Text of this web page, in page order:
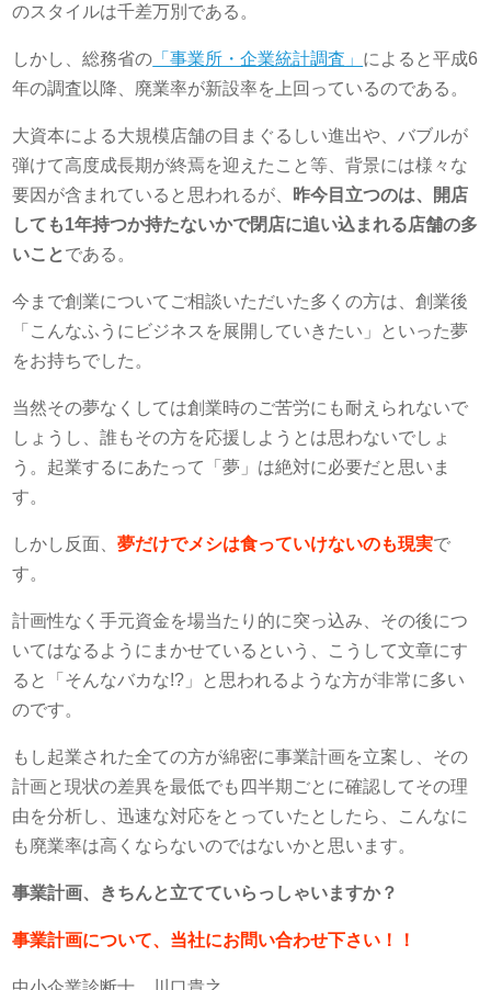
のスタイルは千差万別である。
しかし、総務省の 「事業所・企業統計調査」 によると平成6
年の調査以降、廃業率が新設率を上回っているのである。
大資本による大規模店舗の目まぐるしい進出や、バブルが
弾けて高度成長期が終焉を迎えたこと等、背景には様々な
要因が含まれていると思われるが、
昨今目立つのは、開店
しても1年持つか持たないかで閉店に追い込まれる店舗の多
いことである。
今まで創業についてご相談いただいた多くの方は、創業後
「こんなふうにビジネスを展開していきたい」といった夢
をお持ちでした。
当然その夢なくしては創業時のご苦労にも耐えられないで
しょうし、誰もその方を応援しようとは思わないでしょ
う。起業するにあたって「夢」は絶対に必要だと思いま
す。
しかし反面、夢だけでメシは食っていけないのも現実で
す。
計画性なく手元資金を場当たり的に突っ込み、その後につ
いてはなるようにまかせているという、こうして文章にす
ると「そんなバカな!?」と思われるような方が非常に多い
のです。
もし起業された全ての方が綿密に事業計画を立案し、その
計画と現状の差異を最低でも四半期ごとに確認してその理
由を分析し、迅速な対応をとっていたとしたら、こんなに
も廃業率は高くならないのではないかと思います。
事業計画、きちんと立てていらっしゃいますか？
事業計画について、当社にお問い合わせ下さい！！